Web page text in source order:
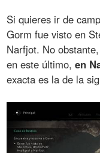
Si quieres ir de
Gorm fue visto en
Narfjot. No
en este último,en
exacta es la de la